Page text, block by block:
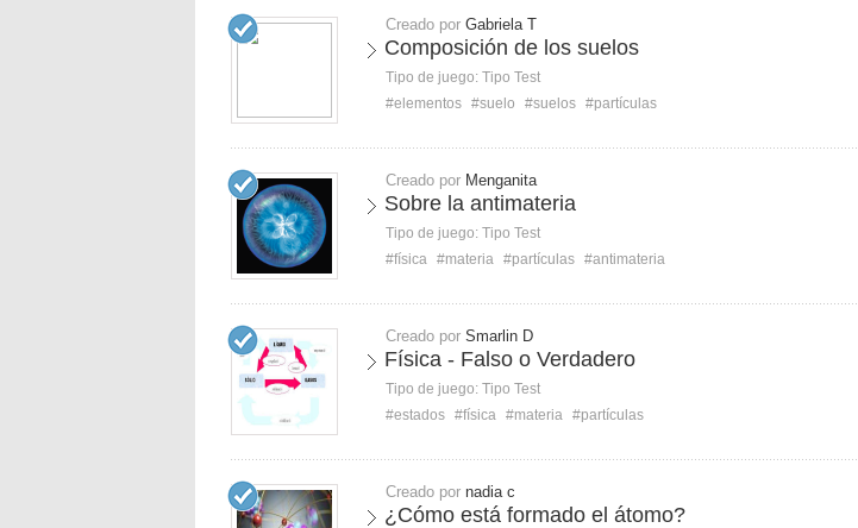
Creado por Gabriela T
Composición de los suelos
Tipo de juego: Tipo Test
#elementos #suelo #suelos #partículas
Creado por Menganita
Sobre la antimateria
Tipo de juego: Tipo Test
#física #materia #partículas #antimateria
Creado por Smarlin D
Física - Falso o Verdadero
Tipo de juego: Tipo Test
#estados #física #materia #partículas
Creado por nadia c
¿Cómo está formado el átomo?